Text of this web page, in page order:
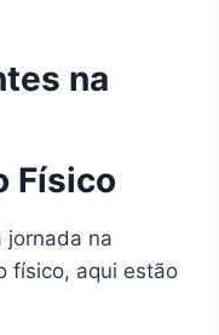
na
Físico
jornada na
físico, aqui estão